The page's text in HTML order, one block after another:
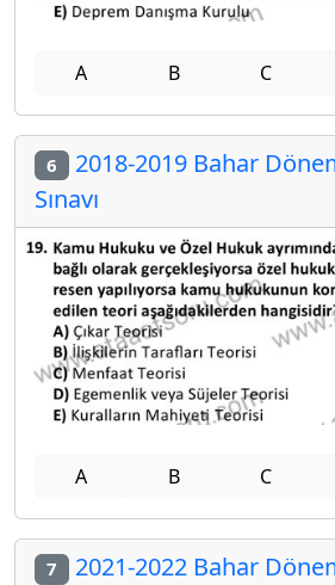
A B C
6 2018-2019 Bahar
Sınavı
A B C
7 2021-2022 Bahar